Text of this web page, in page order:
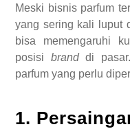
Meski bisnis parfum
yang sering kali luput
bisa memengaruhi
posisi branddi pasar.
parfum yang perlu
1.